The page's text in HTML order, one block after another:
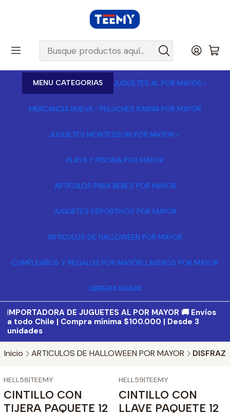
MENU CATEGORIAS JUGUETES AL POR MAYOR
MERCANCIA NUEVA PELUCHES KAWAII POR MAYOR
JUGUETES MONTESSORI POR MAYOR
PLAYA Y PISCINA POR MAYOR
ARTICULOS PARA BEBES POR MAYOR
JUGUETES DEPORTIVOS POR MAYOR
ARTICULOS DE HALLOWEEN POR MAYOR
CUMPLEAÑOS Y REGALOS POR MAYORLLAVEROS POR MAYOR
LIBRERIA KAWAII
IMPORTADORA DE JUGUETES AL POR MAYOR 🚚 Envíos
a todo Chile | Compra mínima $100.000 | Desde 3
unidades
Inicio ARTICULOS DE HALLOWEEN POR MAYOR DISFRAZ
HELL58|TEEMY
CINTILLO CON
TIJERA PAQUETE 12
OFF
HELL59|TEEMY
CINTILLO CON
LLAVE PAQUETE 12